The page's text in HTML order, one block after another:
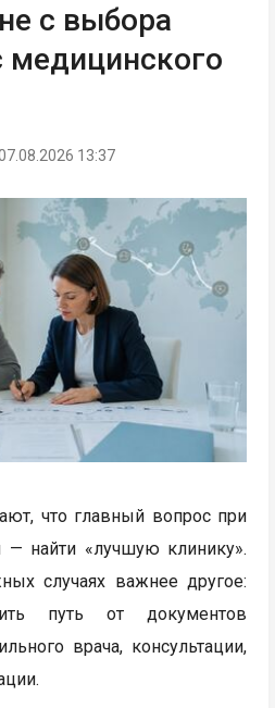
с выбора
медицинского
13:37
что главный вопрос при
найти «лучшую клинику».
случаях важнее другое:
путь от документов
врача, консультации,